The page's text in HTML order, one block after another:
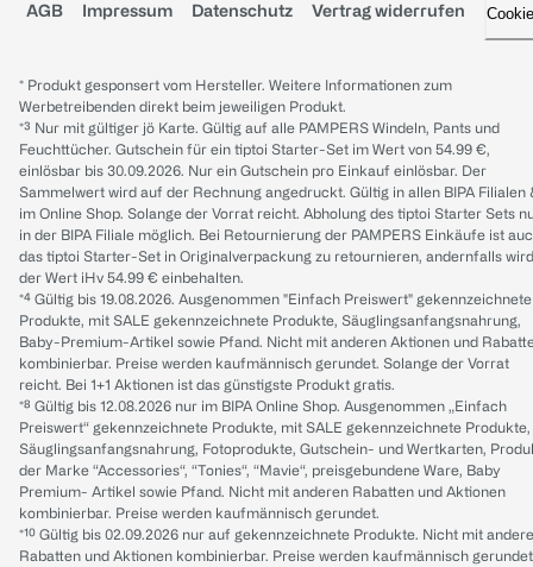
AGB Impressum Datenschutz Vertrag widerrufen
* Produkt gesponsert vom Hersteller. Weitere Informationen zum
Werbetreibenden direkt beim jeweiligen Produkt.
*³ Nur mit gültiger jö Karte. Gültig auf alle PAMPERS Windeln, Pants und
Feuchttücher. Gutschein für ein tiptoi Starter-Set im Wert von 54.99 €,
einlösbar bis 30.09.2026. Nur ein Gutschein pro Einkauf einlösbar. Der
Sammelwert wird auf der Rechnung angedruckt. Gültig in allen BIPA Filialen
im Online Shop. Solange der Vorrat reicht. Abholung des tiptoi Starter Sets
in der BIPA Filiale möglich. Bei Retournierung der PAMPERS Einkäufe ist
das tiptoi Starter-Set in Originalverpackung zu retournieren, andernfalls wird
der Wert iHv 54.99 € einbehalten.
*⁴ Gültig bis 19.08.2026. Ausgenommen "Einfach Preiswert" gekennzeichnete
Produkte, mit SALE gekennzeichnete Produkte, Säuglingsanfangsnahrung,
Baby-Premium-Artikel sowie Pfand. Nicht mit anderen Aktionen und
kombinierbar. Preise werden kaufmännisch gerundet. Solange der Vorrat
reicht. Bei 1+1 Aktionen ist das günstigste Produkt gratis.
*⁸ Gültig bis 12.08.2026 nur im BIPA Online Shop. Ausgenommen „Einfach
Preiswert“ gekennzeichnete Produkte, mit SALE gekennzeichnete Produkte,
Säuglingsanfangsnahrung, Fotoprodukte, Gutschein- und Wertkarten,
der Marke “Accessories“, “Tonies“, “Mavie“, preisgebundene Ware, Baby
Premium- Artikel sowie Pfand. Nicht mit anderen Rabatten und Aktionen
kombinierbar. Preise werden kaufmännisch gerundet.
*¹⁰ Gültig bis 02.09.2026 nur auf gekennzeichnete Produkte. Nicht mit
Rabatten und Aktionen kombinierbar. Preise werden kaufmännisch